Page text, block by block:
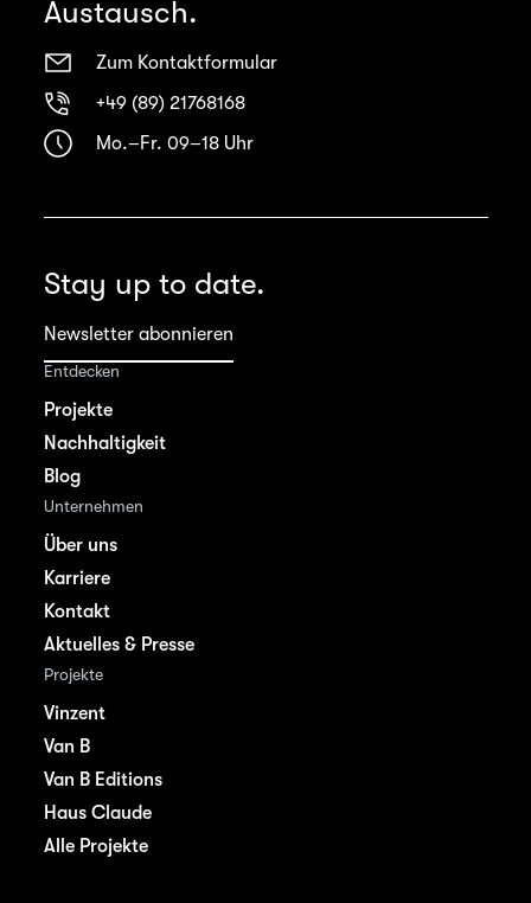
Austausch.
Zum Kontaktformular
+49 (89) 21768168
Mo.–Fr. 09–18 Uhr
Stay up to date.
Newsletter abonnieren
Entdecken
Projekte
Nachhaltigkeit
Blog
Unternehmen
Über uns
Karriere
Kontakt
Aktuelles & Presse
Projekte
Vinzent
Van B
Van B Editions
Haus Claude
Alle Projekte